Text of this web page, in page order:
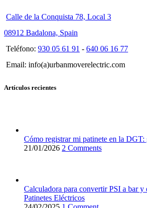
Calle de la Conquista 78, Local 3
08912 Badalona, Spain
Teléfono: 930 05 61 91 - 640 06 16 77
Email: info(a)urbanmoverelectric.com
Artículos recientes
Cómo registrar mi patinete en la DGT:
21/01/2026 2 Comments
Calculadora para convertir PSI a bar y
Patinetes Eléctricos